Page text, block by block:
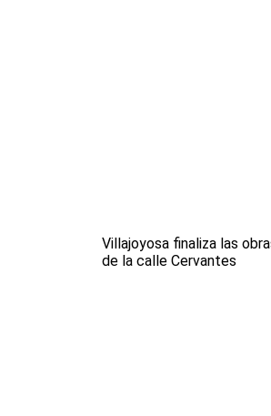
Villajoyosa finaliza las
de la calle Cervantes